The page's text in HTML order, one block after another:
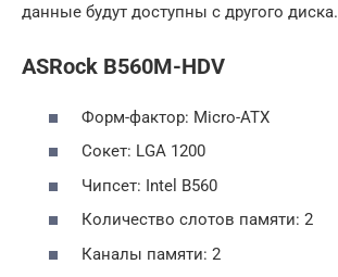
данные будут доступны с другого диска.
ASRock B560M-HDV
Форм-фактор: Micro-ATX
Сокет: LGA 1200
Чипсет: Intel B560
Количество слотов памяти: 2
Каналы памяти: 2